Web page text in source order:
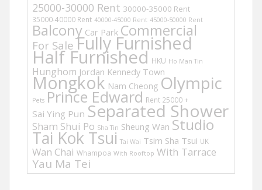
25000-30000 Rent 30000-35000 Rent
35000-40000 Rent 40000-45000 Rent 45000-50000 Rent
Balcony Car Park Commercial
For Sale Fully Furnished
Half Furnished HKU Ho Man Tin
Hunghom Jordan Kennedy Town
Mongkok Nam Cheong Olympic
Pets Prince Edward Rent 25000 +
Sai Ying Pun Separated Shower
Sham Shui Po Sha Tin Sheung Wan Studio
Tai Kok Tsui Tai Wai Tsim Sha Tsui UK
Wan Chai Whampoa With Rooftop With Tarrace
Yau Ma Tei